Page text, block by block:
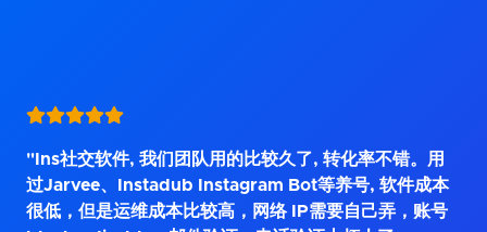
"Ins社交软件, 我们团队用的比较久了, 转化率不错。用
过Jarvee、Instadub Instagram Bot等养号, 软件成本
很低，但是运维成本比较高，网络 IP需要自己弄，账号